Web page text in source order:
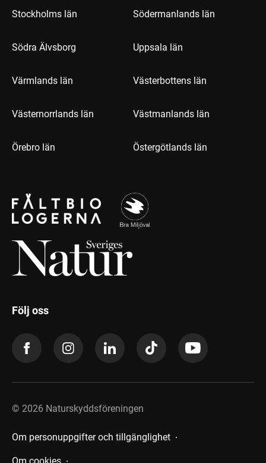
Stockholms län Södermanlands län
Södra Älvsborg Uppsala län
Värmlands län Västerbottens län
Västernorrlands län Västmanlands län
Örebro län Östergötlands län
Följ oss
© 2026 Naturskyddsföreningen
Om personuppgifter och tillgänglighet
Om cookies